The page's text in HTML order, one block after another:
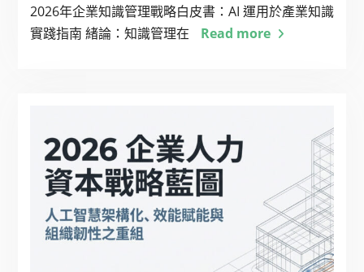
2026年企業知識管理戰略白皮書：AI 運用於產業知識
實踐指南 緒論：知識管理在
Read more